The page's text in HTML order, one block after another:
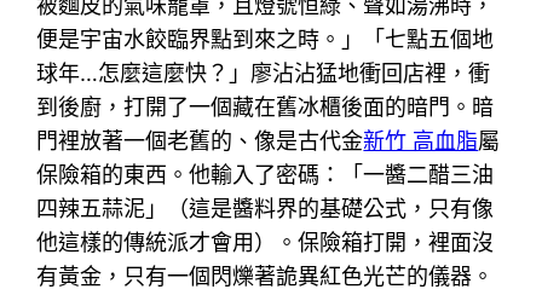
被麵皮的氣味籠罩，且燈號恒綠、聲如湯沸時，
便是宇宙水餃臨界點到來之時。」「七點五個地
球年…怎麼這麼快？」廖沾沾猛地衝回店裡，衝
到後廚，打開了一個藏在舊冰櫃後面的暗門。暗
門裡放著一個老舊的、像是古代金新竹 高血脂屬
保險箱的東西。他輸入了密碼：「一醬二醋三油
四辣五蒜泥」（這是醬料界的基礎公式，只有像
他這樣的傳統派才會用）。保險箱打開，裡面沒
有黃金，只有一個閃爍著詭異紅色光芒的儀器。